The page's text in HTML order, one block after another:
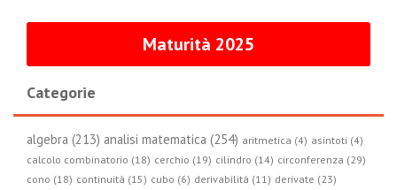
Maturità 2025
Categorie
algebra (213) analisi matematica (254) aritmetica (4) asintoti (4)
calcolo combinatorio (18) cerchio (19) cilindro (14) circonferenza (29)
cono (18) continuità (15) cubo (6) derivabilità (11) derivate (23)